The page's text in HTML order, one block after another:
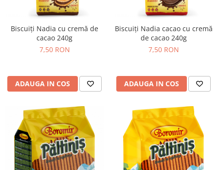
Croissant
Croissant cu maia
Cornulete
Cornulete fragede
Pasca
Cereale
Paine
Paine ambalata
Chifle
Biscuiți Nadia cu cremă de
cacao 240g
7,50 RON
ADAUGA IN COS
Biscuiți Nadia cacao cu cremă
de cacao 240g
7,50 RON
ADAUGA IN COS